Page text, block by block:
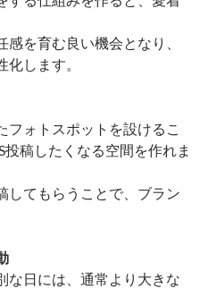
を育む良い機会となり、
します。
フォトスポットを設けるこ
稿したくなる空間を作れま
してもらうことで、ブラン
な日には、通常より大きな